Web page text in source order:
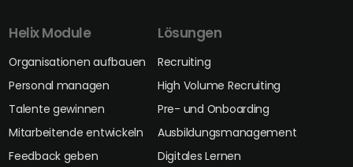
Helix Module
Organisationen aufbauen
Personal managen
Talente gewinnen
Mitarbeitende entwickeln
Feedback geben
Lösungen
Recruiting
High Volume Recruiting
Pre- und Onboarding
Ausbildungsmanagement
Digitales Lernen